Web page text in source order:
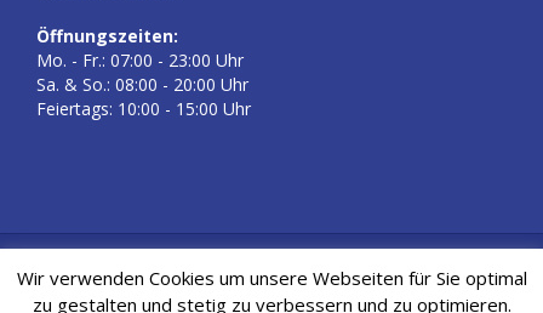
Öffnungszeiten:
Mo. - Fr.: 07:00 - 23:00 Uhr
Sa. & So.: 08:00 - 20:00 Uhr
Feiertags: 10:00 - 15:00 Uhr
| Impressum
| © 2018 Health & Fitness
Center Lünen
Wir verwenden Cookies um unsere Webseiten für Sie optimal
zu gestalten und stetig zu verbessern und zu optimieren.